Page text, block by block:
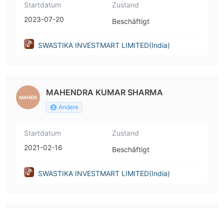
Startdatum
2023-07-20
Zustand
Beschäftigt
SWASTIKA INVESTMART LIMITED(India)
MAHENDRA KUMAR SHARMA
Andere
Startdatum
2021-02-16
Zustand
Beschäftigt
SWASTIKA INVESTMART LIMITED(India)